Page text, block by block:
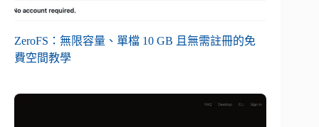
ZeroFS：無限容量、單檔 10 GB 且無需註冊的免
費空間教學